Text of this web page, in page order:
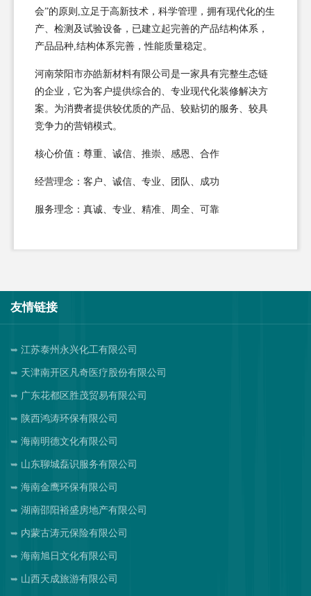
会”的原则,立足于高新技术，科学管理，拥有现代化的生
产、检测及试验设备，已建立起完善的产品结构体系，
产品品种,结构体系完善，性能质量稳定。
河南荥阳市亦皓新材料有限公司是一家具有完整生态链
的企业，它为客户提供综合的、专业现代化装修解决方
案。为消费者提供较优质的产品、较贴切的服务、较具
竞争力的营销模式。
核心价值：尊重、诚信、推崇、感恩、合作
经营理念：客户、诚信、专业、团队、成功
服务理念：真诚、专业、精准、周全、可靠
友情链接
江苏泰州永兴化工有限公司
天津南开区凡奇医疗股份有限公司
广东花都区胜茂贸易有限公司
陕西鸿涛环保有限公司
海南明德文化有限公司
山东聊城磊识服务有限公司
海南金鹰环保有限公司
湖南邵阳裕盛房地产有限公司
内蒙古涛元保险有限公司
海南旭日文化有限公司
山西天成旅游有限公司